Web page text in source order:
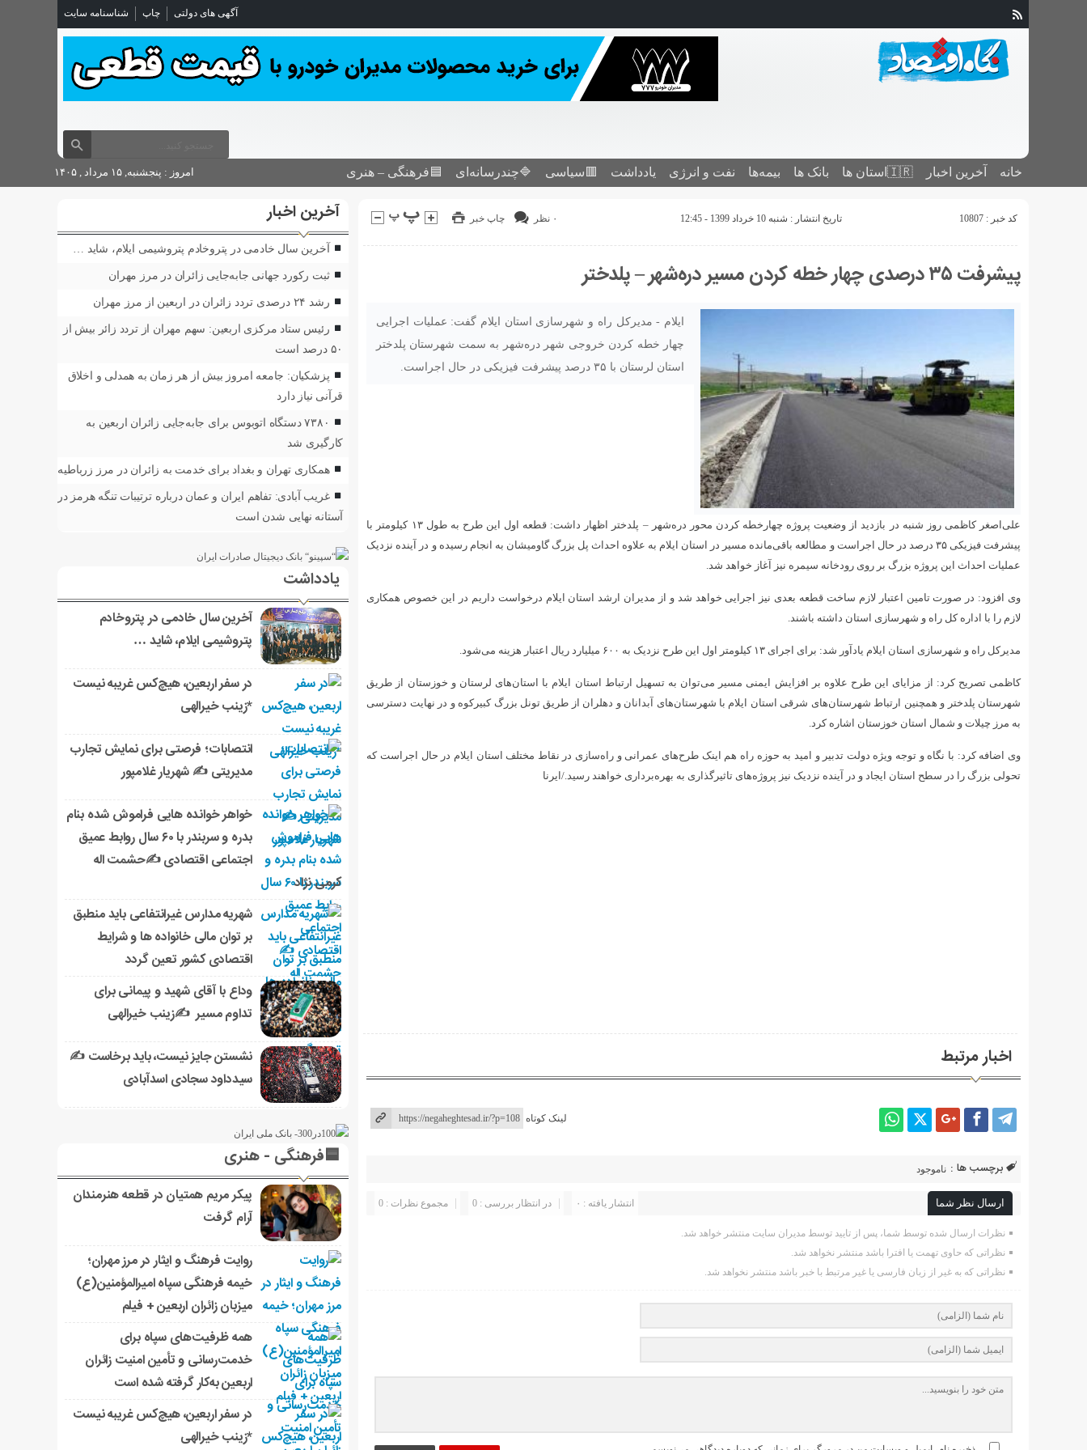
آگهی های دولتی چاپ شناسنامه سایت
خانه آخرین اخبار 🇮🇷استان ‌ها بانک ها بیمه‌ها نفت و انرژی یادداشت 🟥سیاسی 🔷چندرسانه‌ای 🟦فرهنگی – هنری امروز : پنجشنبه, ۱۵ مرداد , ۱۴۰۵
کد خبر : 10807 تاریخ انتشار : شنبه 10 خرداد 1399 - 12:45 چاپ خبر ۰ نظر
پیشرفت ۳۵ درصدی چهار خطه کردن مسیر دره‌شهر – پلدختر
ایلام - مدیرکل راه و شهرسازی استان ایلام گفت: عملیات اجرایی
چهار خطه کردن خروجی شهر دره‌شهر به سمت شهرستان پلدختر
استان لرستان با ۳۵ درصد پیشرفت فیزیکی در حال اجراست.
علی‌اصغر کاظمی روز شنبه در بازدید از وضعیت پروژه چهارخطه کردن محور دره‌شهر – پلدختر اظهار داشت: قطعه اول این طرح به طول ۱۳ کیلومتر با
پیشرفت فیزیکی ۳۵ درصد در حال اجراست و مطالعه باقی‌مانده مسیر در استان ایلام به علاوه احداث پل بزرگ گاومیشان به انجام رسیده و در آینده نزدیک
عملیات احداث این پروژه بزرگ بر روی رودخانه سیمره نیز آغاز خواهد شد.
وی افزود: در صورت تامین اعتبار لازم ساخت قطعه بعدی نیز اجرایی خواهد شد و از مدیران ارشد استان ایلام درخواست داریم در این خصوص همکاری
لازم را با اداره کل راه و شهرسازی استان داشته باشند.
مدیرکل راه و شهرسازی استان ایلام یادآور شد: برای اجرای ۱۳ کیلومتر اول این طرح نزدیک به ۶۰۰ میلیارد ریال اعتبار هزینه می‌شود.
کاظمی تصریح کرد: از مزایای این طرح علاوه بر افزایش ایمنی مسیر می‌توان به تسهیل ارتباط استان ایلام با استان‌های لرستان و خوزستان از طریق
شهرستان پلدختر و همچنین ارتباط شهرستان‌های شرقی استان ایلام با شهرستان‌های آبدانان و دهلران از طریق تونل بزرگ کبیرکوه و در نهایت دسترسی
به مرز چیلات و شمال استان خوزستان اشاره کرد.
وی اضافه کرد: با نگاه و توجه ویژه دولت تدبیر و امید به حوزه راه هم اینک طرح‌های عمرانی و راه‌سازی در نقاط مختلف استان ایلام در حال اجراست که
تحولی بزرگ را در سطح استان ایجاد و در آینده نزدیک نیز پروژه‌های تاثیرگذاری به بهره‌برداری خواهند رسید./ایرنا
اخبار مرتبط
لینک کوتاه
برچسب ها : ناموجود
ارسال نظر شما مجموع نظرات : 0 در انتظار بررسی : 0 انتشار یافته : ۰
نظرات ارسال شده توسط شما، پس از تایید توسط مدیران سایت منتشر خواهد شد.
نظراتی که حاوی تهمت یا افترا باشد منتشر نخواهد شد.
نظراتی که به غیر از زبان فارسی یا غیر مرتبط با خبر باشد منتشر نخواهد شد.
آخرین اخبار
آخرین سال خادمی در پتروخادم پتروشیمی ایلام، شاید …
ثبت رکورد جهانی جابه‌جایی زائران در مرز مهران
رشد ۲۴ درصدی تردد زائران در اربعین از مرز مهران
رئیس ستاد مرکزی اربعین: سهم مهران از تردد زائر بیش از
۵۰ درصد است
پزشکیان: جامعه امروز بیش از هر زمان به همدلی و اخلاق
قرآنی نیاز دارد
۷۳۸۰ دستگاه اتوبوس برای جابه‌جایی زائران اربعین به‌
کارگیری شد
همکاری تهران و بغداد برای خدمت به زائران در مرز زرباطیه
غریب آبادی: تفاهم ایران و عمان درباره ترتیبات تنگه هرمز در
آستانه نهایی شدن است
یادداشت
آخرین سال خادمی در پتروخادم
پتروشیمی ایلام، شاید …
در سفر اربعین، هیچ‌کس غریبه نیست
*زینب خیرالهی
انتصابات؛ فرصتی برای نمایش تجارب
مدیریتی ✍ شهریار غلامپور
خواهر خوانده هایی فراموش شده بنام
بدره و سربندر با ۶۰ سال روابط عمیق
اجتماعی اقتصادی ✍حشمت اله
کرمی نژاد
شهریه مدارس غیرانتفاعی باید منطبق
بر توان مالی خانواده ها و شرایط
اقتصادی کشور تعین گردد
وداع با آقای شهید و پیمانی برای
تداوم مسیر ✍زینب خیرالهی
نشستن جایز نیست، باید برخاست ✍️
سیدداود سجادی اسدآبادی
🟦فرهنگی - هنری
پیکر مریم همتیان در قطعه هنرمندان
آرام گرفت
روایت فرهنگ و ایثار در مرز مهران؛
خیمه فرهنگی سپاه امیرالمؤمنین(ع)
میزبان زائران اربعین + فیلم
همه ظرفیت‌های سپاه برای
خدمت‌رسانی و تأمین امنیت زائران
اربعین به‌کار گرفته شده است
در سفر اربعین، هیچ‌کس غریبه نیست
*زینب خیرالهی